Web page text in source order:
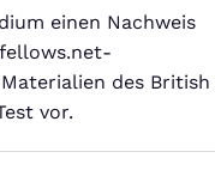
einen Nachweis
des British
vor.